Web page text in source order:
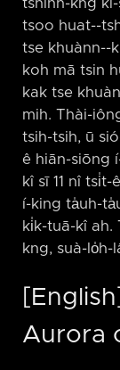
tshinn-kng
tsoo huat-⁠-
tse khuànn-⁠-
koh mā tsin
kak tse
mih. Thài-
tsih-tsih, ū
ê hiān-siōng
kî sī 11 nî
í-king ta̍uh-
ki̍k-tuā-kî ah.
kng, suà-lo̍h-
Aurora